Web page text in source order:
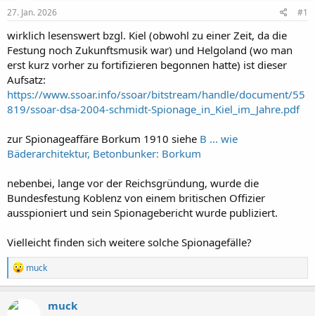
l
e
r
a
27. Jan. 2026 #1
wirklich lesenswert bzgl. Kiel (obwohl zu einer Zeit, da die
Festung noch Zukunftsmusik war) und Helgoland (wo man
erst kurz vorher zu fortifizieren begonnen hatte) ist dieser
Aufsatz:
https://www.ssoar.info/ssoar/bitstream/handle/document/55
819/ssoar-dsa-2004-schmidt-Spionage_in_Kiel_im_Jahre.pdf
zur Spionageaffäre Borkum 1910 siehe B ... wie
Bäderarchitektur, Betonbunker: Borkum
nebenbei, lange vor der Reichsgründung, wurde die
Bundesfestung Koblenz von einem britischen Offizier
ausspioniert und sein Spionagebericht wurde publiziert.
Vielleicht finden sich weitere solche Spionagefälle?
R
e
a
muck
muck